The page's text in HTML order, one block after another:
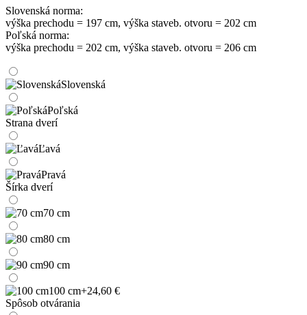
Slovenská norma:
výška prechodu = 197 cm, výška staveb. otvoru = 202 cm
Poľská norma:
výška prechodu = 202 cm, výška staveb. otvoru = 206 cm
Slovenská
Poľská
Strana dverí
Ľavá
Pravá
Šírka dverí
70 cm
80 cm
90 cm
100 cm+24,60 €
Spôsob otvárania